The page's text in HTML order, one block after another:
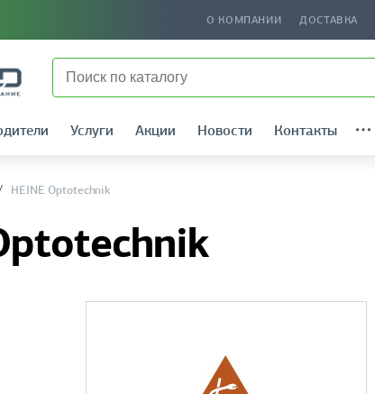
федеральный округ О КОМПАНИИ ДОСТАВКА
Услуги Акции Новости Контакты
HEINE Optotechnik